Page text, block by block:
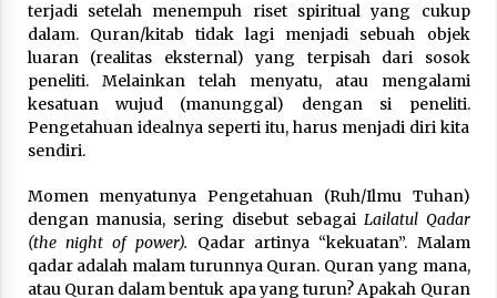
terjadi setelah menempuh riset spiritual yang cukup
dalam. Quran/kitab tidak lagi menjadi sebuah objek
luaran (realitas eksternal) yang terpisah dari sosok
peneliti. Melainkan telah menyatu, atau mengalami
kesatuan wujud (manunggal) dengan si peneliti.
Pengetahuan idealnya seperti itu, harus menjadi diri kita
sendiri.
Momen menyatunya Pengetahuan (Ruh/Ilmu Tuhan)
dengan manusia, sering disebut sebagai Lailatul Qadar
(the night of power). Qadar artinya “kekuatan”. Malam
qadar adalah malam turunnya Quran. Quran yang mana,
atau Quran dalam bentuk apa yang turun? Apakah Quran